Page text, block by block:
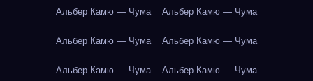
Альбер Камю — Чума Альбер Камю — Чума
Альбер Камю — Чума Альбер Камю — Чума
Альбер Камю — Чума Альбер Камю — Чума